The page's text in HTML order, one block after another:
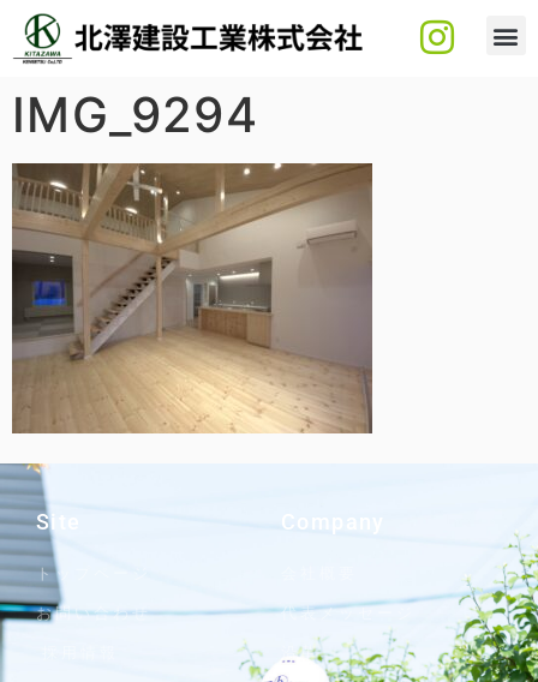
IMG_9294
Site
トップページ
お問い合わせ
Company
代表メッセージ
沿革